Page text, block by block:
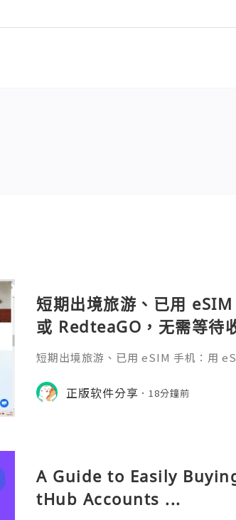
短期出境旅游、已用
或 RedteaGO，无需等待
码 + 通话短信”（如打车
餐）。长
短期出境旅游、已用 eSIM 手机：用
络）：优先 RedteaGO（明确提供通
公数字游民，或手机不支持 eSIM：用
正版软件分享 18分鐘前
A Guide to Easily
tHub Accounts ...